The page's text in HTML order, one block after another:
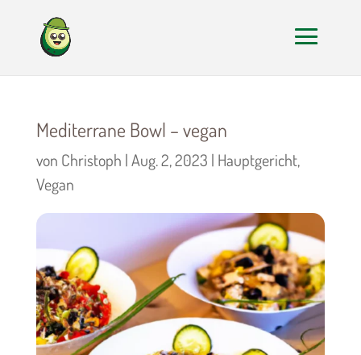
Mediterrane Bowl – vegan
von Christoph |Aug. 2, 2023 | Hauptgericht,
Vegan